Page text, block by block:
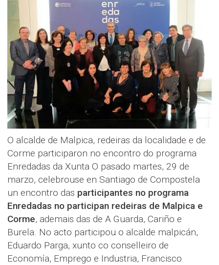
O alcalde de Malpica, redeiras da localidade e de
Corme participaron no encontro do programa
Enredadas da Xunta O pasado martes, 29 de
marzo, celebrouse en Santiago de Compostela
un encontro das participantes no programa
Enredadas no participan redeiras de Malpica e
Corme, ademais das de A Guarda, Cariño e
Burela. No acto participou o alcalde malpicán,
Eduardo Parga, xunto co conselleiro de
Economía, Emprego e Industria, Francisco